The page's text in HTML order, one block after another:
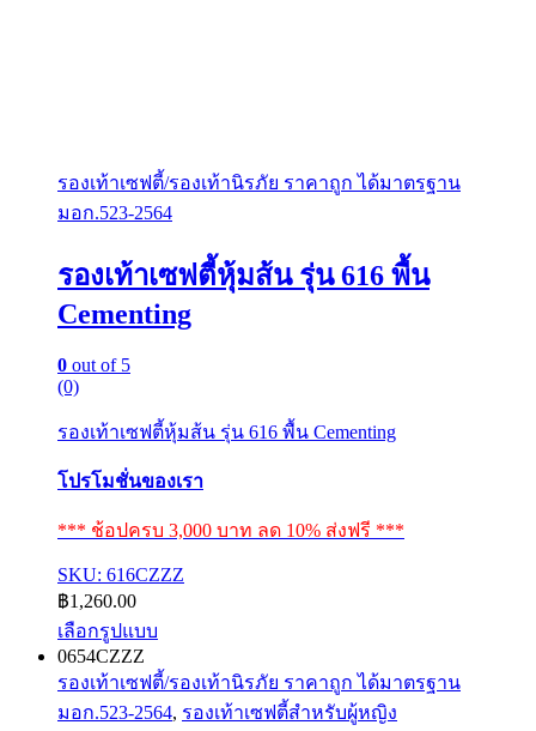
รองเท้าเซฟตี้/รองเท้านิรภัย ราคาถูก ได้มาตรฐาน
มอก.523-2564
รองเท้าเซฟตี้หุ้มส้น รุ่น 616 พื้น
Cementing
0 out of 5
(0)
รองเท้าเซฟตี้หุ้มส้น รุ่น 616 พื้น Cementing
โปรโมชั่นของเรา
*** ช้อปครบ 3,000 บาท ลด 10% ส่งฟรี ***
SKU: 616CZZZ
฿1,260.00
เลือกรูปแบบ
This
product
has
multiple
0654CZZZ
รองเท้าเซฟตี้/รองเท้านิรภัย ราคาถูก ได้มาตรฐาน
มอก.523-2564, รองเท้าเซฟตี้สำหรับผู้หญิง